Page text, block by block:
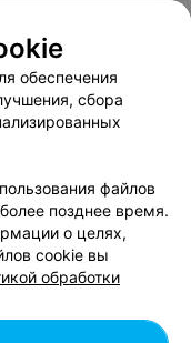
Способы оплаты
сервиса
relax.by
cookie
данных
обеспечения
сбора
файлов
позднее время.
о целях,
cookie вы
обработки